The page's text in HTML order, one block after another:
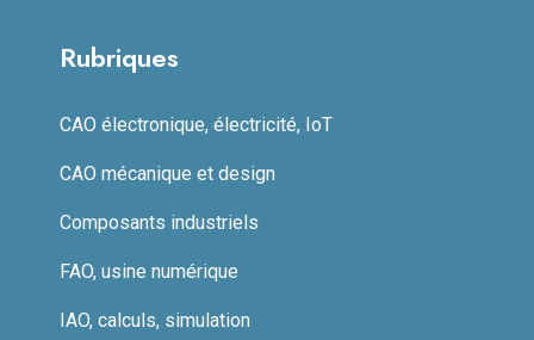
Rubriques
CAO électronique, électricité, IoT
CAO mécanique et design
Composants industriels
FAO, usine numérique
IAO, calculs, simulation